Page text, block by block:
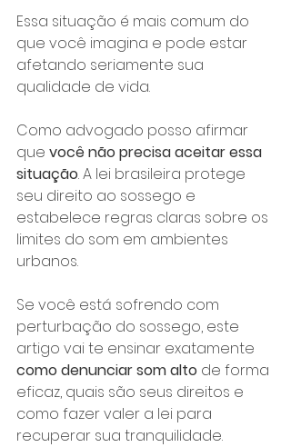
Essa situação é mais comum do
que você imagina e pode estar
afetando seriamente sua
qualidade de vida.
Como advogado posso afirmar
que você não precisa aceitar essa
situação. A lei brasileira protege
seu direito ao sossego e
estabelece regras claras sobre os
limites do som em ambientes
urbanos.
Se você está sofrendo com
perturbação do sossego, este
artigo vai te ensinar exatamente
como denunciar som alto de forma
eficaz, quais são seus direitos e
como fazer valer a lei para
recuperar sua tranquilidade.